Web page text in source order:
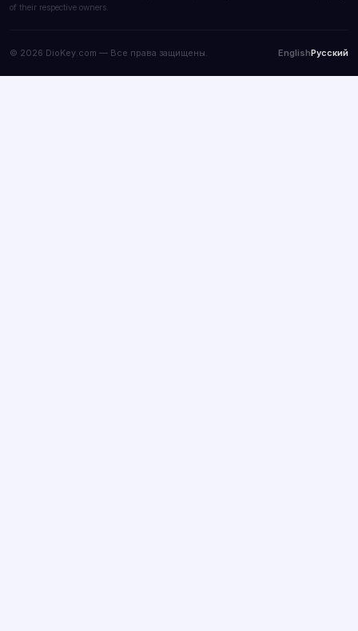
of their respective owners.
© 2026 DioKey.com — Все права защищены. EnglishРусский